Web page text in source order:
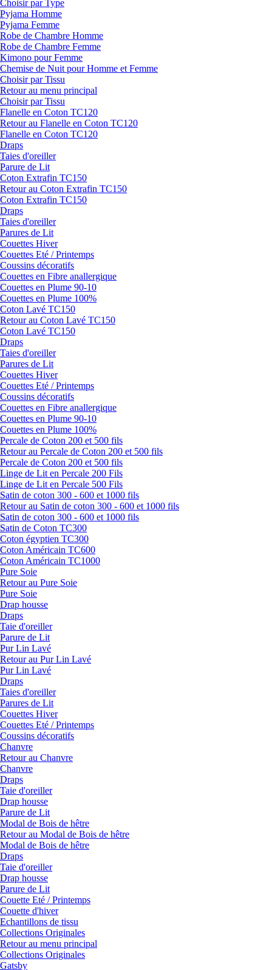
Choisir par Type
Pyjama Homme
Pyjama Femme
Robe de Chambre Homme
Robe de Chambre Femme
Kimono pour Femme
Chemise de Nuit pour Homme et Femme
Choisir par Tissu
Retour au menu principal
Choisir par Tissu
Flanelle en Coton TC120
Retour au Flanelle en Coton TC120
Flanelle en Coton TC120
Draps
Taies d'oreiller
Parure de Lit
Coton Extrafin TC150
Retour au Coton Extrafin TC150
Coton Extrafin TC150
Draps
Taies d'oreiller
Parures de Lit
Couettes Hiver
Couettes Eté / Printemps
Coussins décoratifs
Couettes en Fibre anallergique
Couettes en Plume 90-10
Couettes en Plume 100%
Coton Lavé TC150
Retour au Coton Lavé TC150
Coton Lavé TC150
Draps
Taies d'oreiller
Parures de Lit
Couettes Hiver
Couettes Eté / Printemps
Coussins décoratifs
Couettes en Fibre anallergique
Couettes en Plume 90-10
Couettes en Plume 100%
Percale de Coton 200 et 500 fils
Retour au Percale de Coton 200 et 500 fils
Percale de Coton 200 et 500 fils
Linge de Lit en Percale 200 Fils
Linge de Lit en Percale 500 Fils
Satin de coton 300 - 600 et 1000 fils
Retour au Satin de coton 300 - 600 et 1000 fils
Satin de coton 300 - 600 et 1000 fils
Satin de Coton TC300
Coton égyptien TC300
Coton Américain TC600
Coton Américain TC1000
Pure Soie
Retour au Pure Soie
Pure Soie
Drap housse
Draps
Taie d'oreiller
Parure de Lit
Pur Lin Lavé
Retour au Pur Lin Lavé
Pur Lin Lavé
Draps
Taies d'oreiller
Parures de Lit
Couettes Hiver
Couettes Eté / Printemps
Coussins décoratifs
Chanvre
Retour au Chanvre
Chanvre
Draps
Taie d'oreiller
Drap housse
Parure de Lit
Modal de Bois de hêtre
Retour au Modal de Bois de hêtre
Modal de Bois de hêtre
Draps
Taie d'oreiller
Drap housse
Parure de Lit
Couette Eté / Printemps
Couette d'hiver
Echantillons de tissu
Collections Originales
Retour au menu principal
Collections Originales
Gatsby